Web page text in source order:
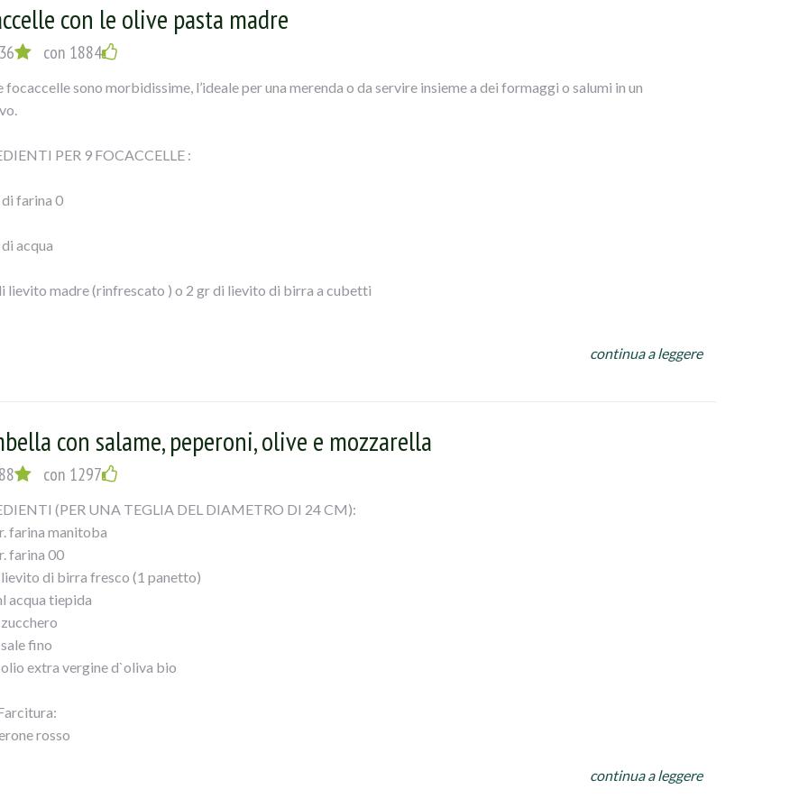
con le olive pasta madre
con 1884
focaccelle sono morbidissime, l’ideale per una merenda o da servire insieme a dei formaggi o salumi in un
PER 9 FOCACCELLE :
farina 0
acqua
lievito madre (rinfrescato ) o 2 gr di lievito di birra a cubetti
:
con un canovaccio.
continua a leggere
con salame, peperoni, olive e mozzarella
con 1297
(PER UNA TEGLIA DEL DIAMETRO DI 24 CM):
farina manitoba
farina 00
lievito di birra fresco (1 panetto)
acqua tiepida
fino
extra vergine d`oliva bio
rosso
continua a leggere